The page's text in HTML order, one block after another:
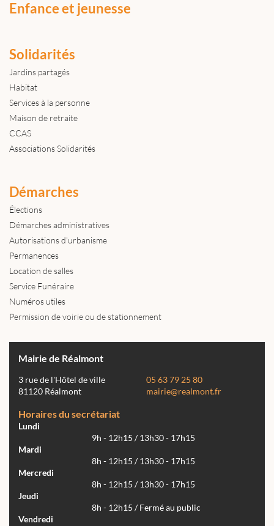
Enfance et jeunesse
Solidarités
Jardins partagés
Habitat
Services à la personne
Maison de retraite
CCAS
Associations Solidarités
Démarches
Élections
Démarches administratives
Autorisations d'urbanisme
Permanences
Location de salles
Service Funéraire
Numéros utiles
Permission de voirie ou de stationnement
Mairie de Réalmont
3 rue de l'Hôtel de ville
81120 Réalmont
05 63 79 25 80
mairie@realmont.fr
Horaires du secrétariat
Lundi
9h - 12h15 / 13h30 - 17h15
Mardi
8h - 12h15 / 13h30 - 17h15
Mercredi
8h - 12h15 / 13h30 - 17h15
Jeudi
8h - 12h15 / Fermé au public
Vendredi